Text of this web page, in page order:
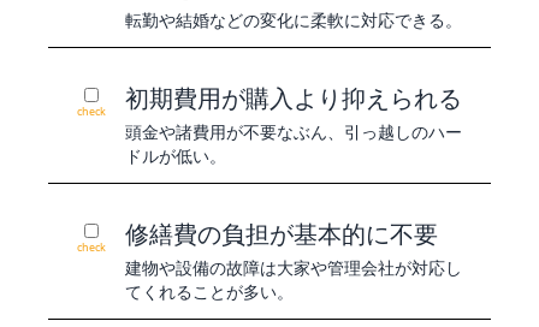
転勤や結婚などの変化に柔軟に対応できる。
check 初期費用が購入より抑えられる
頭金や諸費用が不要なぶん、引っ越しのハー
ドルが低い。
check 修繕費の負担が基本的に不要
建物や設備の故障は大家や管理会社が対応し
てくれることが多い。